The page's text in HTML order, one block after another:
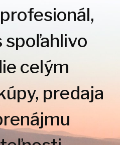
spoľahlivo
celým
predaja